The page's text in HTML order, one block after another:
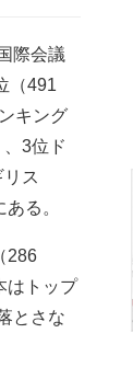
際会議
（491
キング
3位ド
ス
る。
286
はトップ
とさな